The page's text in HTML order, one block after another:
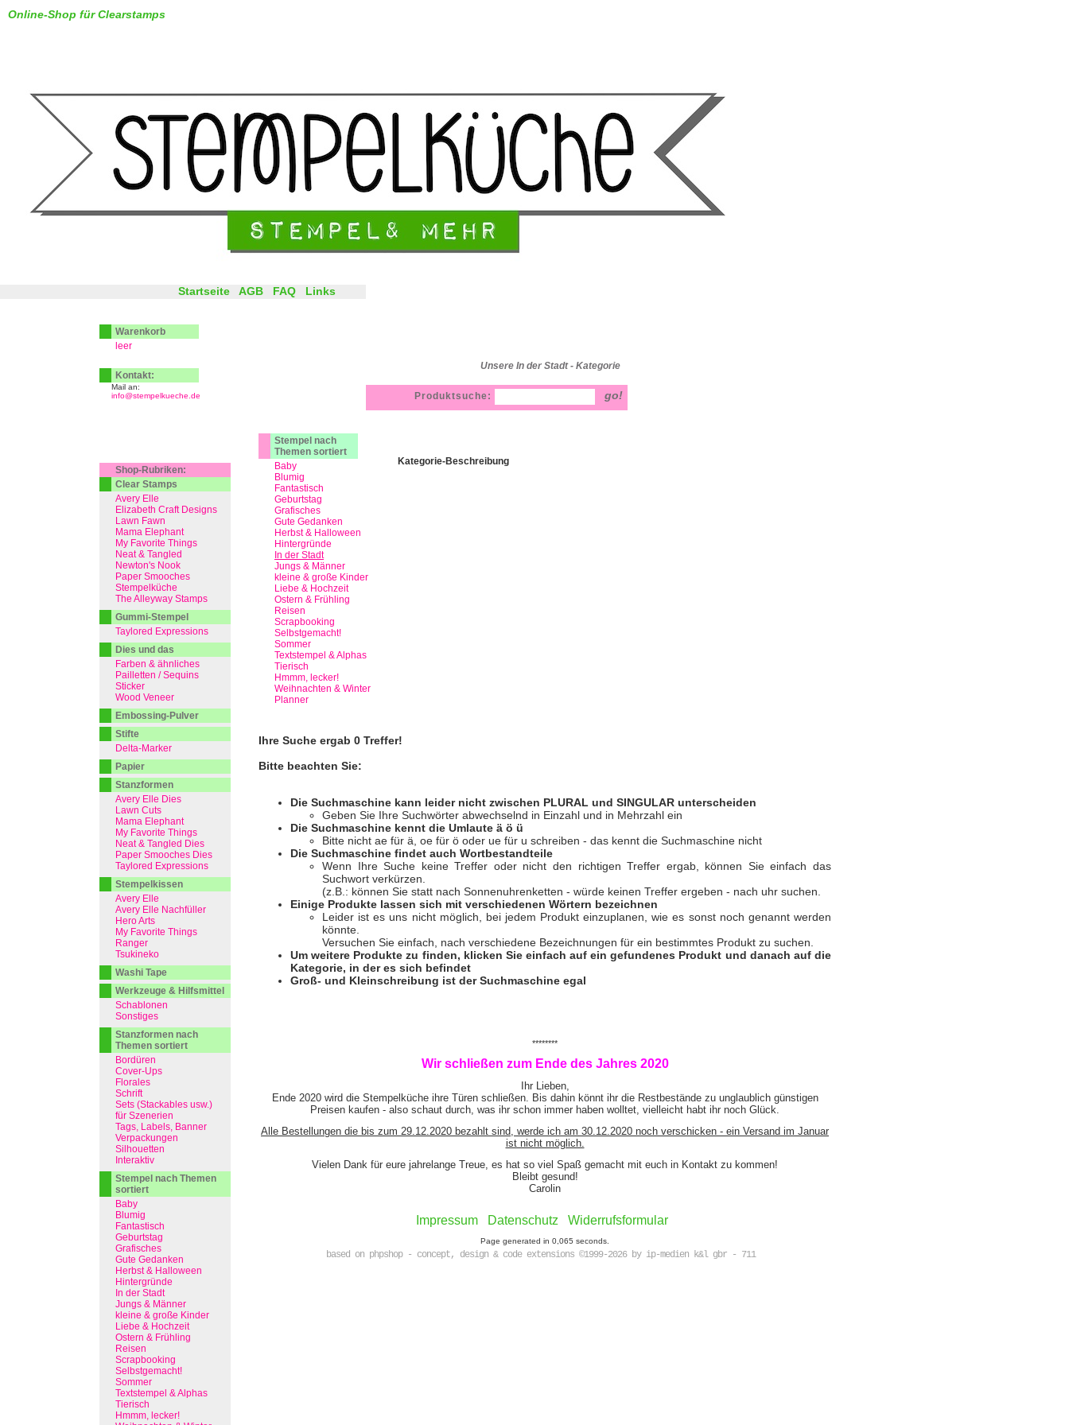
Unsere In der Stadt - Kategorie
Online-Shop für Clearstamps
Stempel nach
Themen sortiert
Baby
Blumig
Fantastisch
Geburtstag
Grafisches
Gute Gedanken
Herbst & Halloween
Hintergründe
In der Stadt
Jungs & Männer
kleine & große Kinder
Liebe & Hochzeit
Ostern & Frühling
Reisen
Scrapbooking
Selbstgemacht!
Sommer
Textstempel & Alphas
Tierisch
Hmmm, lecker!
Weihnachten & Winter
Planner
Kategorie-Beschreibung
Ihre Suche ergab 0 Treffer!
Bitte beachten Sie:
Die Suchmaschine kann leider nicht zwischen PLURAL und SINGULAR unterscheiden
Geben Sie Ihre Suchwörter abwechselnd in Einzahl und in Mehrzahl ein
Die Suchmaschine kennt die Umlaute ä ö ü
Bitte nicht ae für ä, oe für ö oder ue für u schreiben - das kennt die Suchmaschine nicht
Die Suchmaschine findet auch Wortbestandteile
Wenn Ihre Suche keine Treffer oder nicht den richtigen Treffer ergab, können Sie einfach das
Suchwort verkürzen.
(z.B.: können Sie statt nach Sonnenuhrenketten - würde keinen Treffer ergeben - nach uhr suchen.
Einige Produkte lassen sich mit verschiedenen Wörtern bezeichnen
Leider ist es uns nicht möglich, bei jedem Produkt einzuplanen, wie es sonst noch genannt werden
könnte.
Versuchen Sie einfach, nach verschiedene Bezeichnungen für ein bestimmtes Produkt zu suchen.
Um weitere Produkte zu finden, klicken Sie einfach auf ein gefundenes Produkt und danach auf die
Kategorie, in der es sich befindet
Groß- und Kleinschreibung ist der Suchmaschine egal
********
Wir schließen zum Ende des Jahres 2020
Ihr Lieben,
Ende 2020 wird die Stempelküche ihre Türen schließen. Bis dahin könnt ihr die Restbestände zu unglaublich günstigen
Preisen kaufen - also schaut durch, was ihr schon immer haben wolltet, vielleicht habt ihr noch Glück.
Alle Bestellungen die bis zum 29.12.2020 bezahlt sind, werde ich am 30.12.2020 noch verschicken - ein Versand im Januar
ist nicht möglich.
Vielen Dank für eure jahrelange Treue, es hat so viel Spaß gemacht mit euch in Kontakt zu kommen!
Bleibt gesund!
Carolin
Impressum Datenschutz Widerrufsformular
Page generated in 0,065 seconds.
based on phpshop - concept, design & code extensions ©1999-2026 by ip-medien k&l gbr - 711
Startseite AGB FAQ Links
Produktsuche:
Warenkorb
leer
Kontakt:
Mail an:
info@stempelkueche.de
Shop-Rubriken:
Clear Stamps
Avery Elle
Elizabeth Craft Designs
Lawn Fawn
Mama Elephant
My Favorite Things
Neat & Tangled
Newton's Nook
Paper Smooches
Stempelküche
The Alleyway Stamps
Gummi-Stempel
Taylored Expressions
Dies und das
Farben & ähnliches
Pailletten / Sequins
Sticker
Wood Veneer
Embossing-Pulver
Stifte
Delta-Marker
Papier
Stanzformen
Avery Elle Dies
Lawn Cuts
Mama Elephant
My Favorite Things
Neat & Tangled Dies
Paper Smooches Dies
Taylored Expressions
Stempelkissen
Avery Elle
Avery Elle Nachfüller
Hero Arts
My Favorite Things
Ranger
Tsukineko
Washi Tape
Werkzeuge & Hilfsmittel
Schablonen
Sonstiges
Stanzformen nach
Themen sortiert
Bordüren
Cover-Ups
Florales
Schrift
Sets (Stackables usw.)
für Szenerien
Tags, Labels, Banner
Verpackungen
Silhouetten
Interaktiv
Stempel nach Themen
sortiert
Baby
Blumig
Fantastisch
Geburtstag
Grafisches
Gute Gedanken
Herbst & Halloween
Hintergründe
In der Stadt
Jungs & Männer
kleine & große Kinder
Liebe & Hochzeit
Ostern & Frühling
Reisen
Scrapbooking
Selbstgemacht!
Sommer
Textstempel & Alphas
Tierisch
Hmmm, lecker!